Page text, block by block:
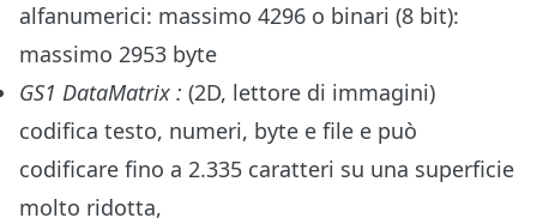
alfanumerici: massimo 4296 o binari (8 bit):
massimo 2953 byte
GS1 DataMatrix : (2D, lettore di immagini)
codifica testo, numeri, byte e file e può
codificare fino a 2.335 caratteri su una superficie
molto ridotta,